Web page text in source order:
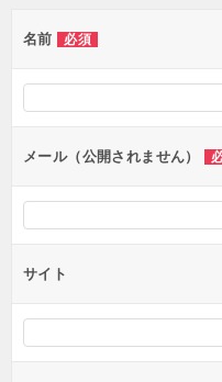
名前 必須
メール（公開されません）
サイト